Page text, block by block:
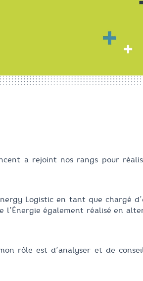
a rejoint nos rangs pour
Logistic en tant que chargé
l’Énergie également réalisé en
rôle est d’analyser et de